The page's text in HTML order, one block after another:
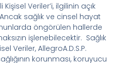
Kişisel Veriler’i, ilgilinin açık
Ancak sağlık ve cinsel hayat
öngörülen hallerde
işlenebilecektir. Sağlık
Veriler, AllegroA.D.S.P.
korunması, koruyucu